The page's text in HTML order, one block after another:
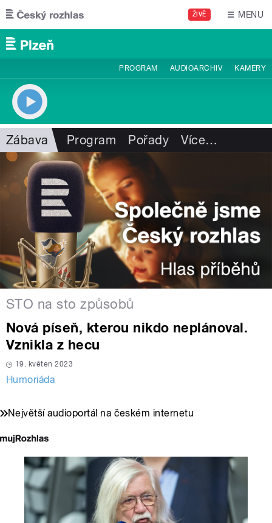
Přejít k hlavnímu obsahu
ŽIVĚ MENU
PROGRAM AUDIOARCHIV KAMERY
Zábava Program Pořady Více…
STO na sto způsobů
Nová píseň, kterou nikdo neplánoval.
Vznikla z hecu
19. květen 2023
Humoriáda
Největší audioportál na českém internetu